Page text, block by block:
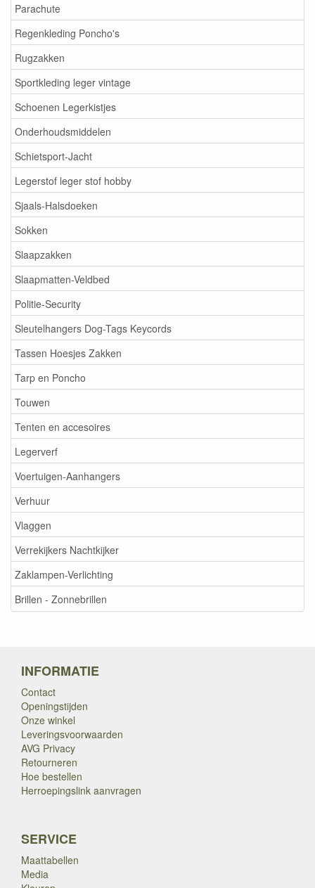
Parachute
Regenkleding Poncho's
Rugzakken
Sportkleding leger vintage
Schoenen Legerkistjes
Onderhoudsmiddelen
Schietsport-Jacht
Legerstof leger stof hobby
Sjaals-Halsdoeken
Sokken
Slaapzakken
Slaapmatten-Veldbed
Politie-Security
Sleutelhangers Dog-Tags Keycords
Tassen Hoesjes Zakken
Tarp en Poncho
Touwen
Tenten en accesoires
Legerverf
Voertuigen-Aanhangers
Verhuur
Vlaggen
Verrekijkers Nachtkijker
Zaklampen-Verlichting
Brillen - Zonnebrillen
INFORMATIE
Contact
Openingstijden
Onze winkel
Leveringsvoorwaarden
AVG Privacy
Retourneren
Hoe bestellen
Herroepingslink aanvragen
SERVICE
Maattabellen
Media